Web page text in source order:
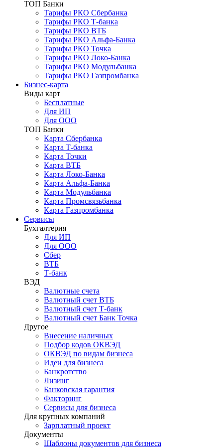
ТОП Банки
Тарифы РКО Сбербанка
Тарифы РКО Т-банка
Тарифы РКО ВТБ
Тарифы РКО Альфа-Банка
Тарифы РКО Точка
Тарифы РКО Локо-Банка
Тарифы РКО Модульбанка
Тарифы РКО Газпромбанка
Бизнес-карта
Виды карт
Бесплатные
Для ИП
Для ООО
ТОП Банки
Карта Сбербанка
Карта Т-банка
Карта Точки
Карта ВТБ
Карта Локо-Банка
Карта Альфа-Банка
Карта Модульбанка
Карта Промсвязьбанка
Карта Газпромбанка
Сервисы
Бухгалтерия
Для ИП
Для ООО
Сбер
ВТБ
Т-банк
ВЭД
Валютные счета
Валютный счет ВТБ
Валютный счет Т-банк
Валютный счет Банк Точка
Другое
Внесение наличных
Подбор кодов ОКВЭД
ОКВЭД по видам бизнеса
Идеи для бизнеса
Банкротство
Лизинг
Банковская гарантия
Факторинг
Сервисы для бизнеса
Для крупных компаний
Зарплатный проект
Документы
Шаблоны документов для бизнеса